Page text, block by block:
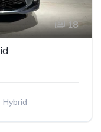
18
Hybrid